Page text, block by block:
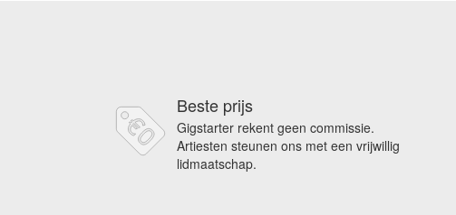
Beste prijs
Gigstarter rekent geen commissie.
Artiesten steunen ons met een vrijwillig
lidmaatschap.